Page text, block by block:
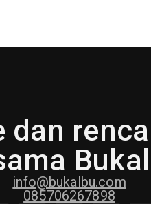
dan
info@bukalbu.com
085706267898